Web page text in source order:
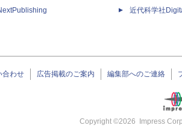
近代科学社
合わせ 広告掲載のご案内 編集部へのご連絡
Copyright ©2026 Impress